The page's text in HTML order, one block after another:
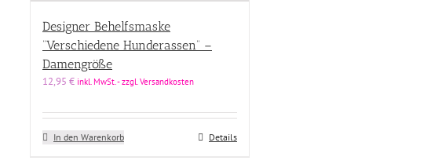
Farbe
Farbe
Designer Behelfsmaske
“Verschiedene Hunderassen” –
Damengröße
12,95 € inkl. MwSt. - zzgl. Versandkosten
In den Warenkorb Details